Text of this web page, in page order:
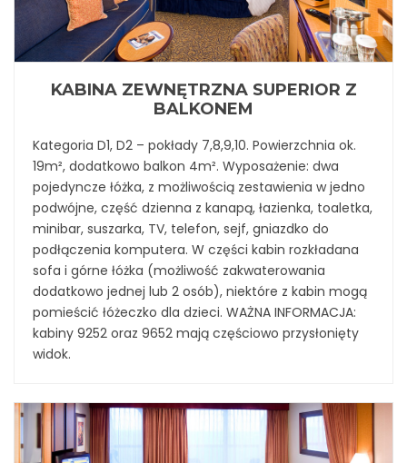
KABINA ZEWNĘTRZNA SUPERIOR Z
BALKONEM
Kategoria D1, D2 – pokłady 7,8,9,10. Powierzchnia ok.
19m², dodatkowo balkon 4m². Wyposażenie: dwa
pojedyncze łóżka, z możliwością zestawienia w jedno
podwójne, część dzienna z kanapą, łazienka, toaletka,
minibar, suszarka, TV, telefon, sejf, gniazdko do
podłączenia komputera. W części kabin rozkładana
sofa i górne łóżka (możliwość zakwaterowania
dodatkowo jednej lub 2 osób), niektóre z kabin mogą
pomieścić łóżeczko dla dzieci. WAŻNA INFORMACJA:
kabiny 9252 oraz 9652 mają częściowo przysłonięty
widok.